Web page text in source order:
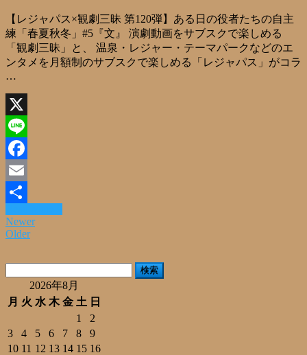
【レジャパス×観劇三昧 第120弾】ある日の役者たちの自主
練「春夏秋冬」#5『文』 演劇動画をサブスクで楽しめる
「観劇三昧」と、 温泉・レジャー・テーマパークなどのエ
ンタメを月額制のサブスクで楽しめる「レジャパス」がコラ
…
X
Line
Facebook
Email
共
有
Newer
Older
2026年8月
月 火 水 木 金 土 日
1
2
3
4 5 6 7 8
9
10 11 12 13 14 15 16